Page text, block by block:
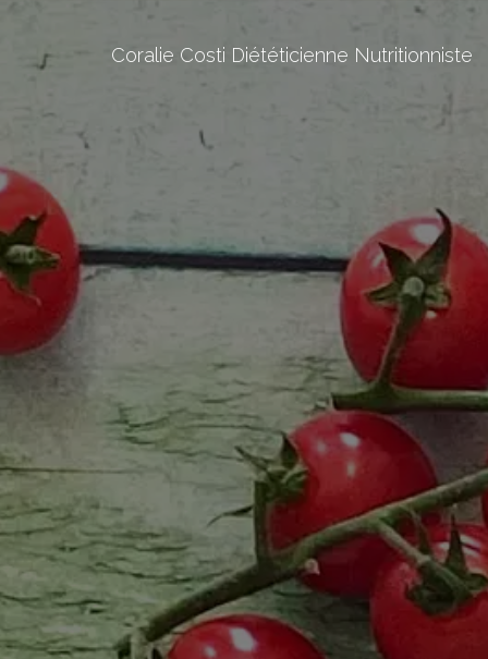
Coralie Costi Diététicienne Nutritionniste